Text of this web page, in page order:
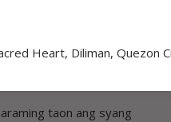
­Philippines (IIEE) na
na tugunan ang
taon ang syang
Heart, Diliman, Quezon